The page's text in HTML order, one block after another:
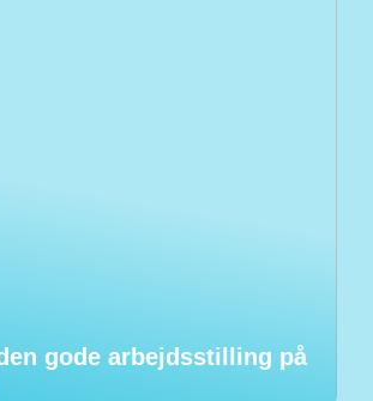
gode arbejdsstilling på